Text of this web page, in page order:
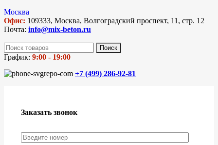
Москва
Офис: 109333, Москва, Волгоградский проспект, 11, стр. 12
Почта: info@mix-beton.ru
Поиск
График: 9:00 - 19:00
+7 (499) 286-92-81
Заказать звонок